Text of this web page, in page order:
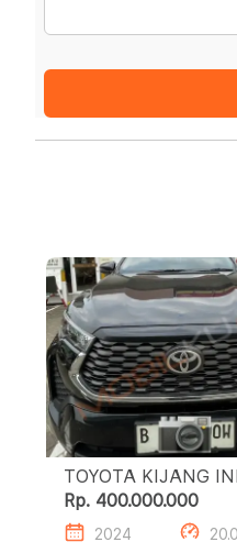
TOYOTA KIJANG
ZENIX 2.0 G HV CVT
Rp. 400.000.000
2024